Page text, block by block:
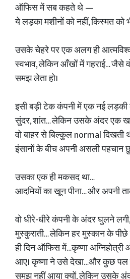
ऑफिस में सब कहते थे —
ये लड़का मशीनों को नहीं, किस्मत
उसके चेहरे पर एक अलग ही
स्वभाव, लेकिन आँखों में गहराई… जैसे
समझ लेता हो।
इसी बड़ी टेक कंपनी में एक नई लड़की
सुंदर, शांत… लेकिन उसके अंदर एक
वो बाहर से बिल्कुल normal
इंसानों के बीच अपनी असली पहचान
उसका एक ही मकसद था…
आदमियों का खून पीना… और अपनी
वो धीरे-धीरे कंपनी के अंदर घुलने
मुस्कुराती… लेकिन हर मुस्कान के
ही दिन ऑफिस में…कृष्णा
आए। कृष्णा ने उसे देखा…और कुछ पल